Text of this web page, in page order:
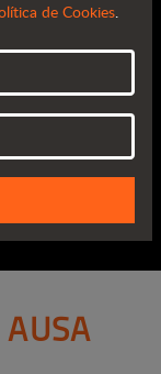
MANO
de Cookies.